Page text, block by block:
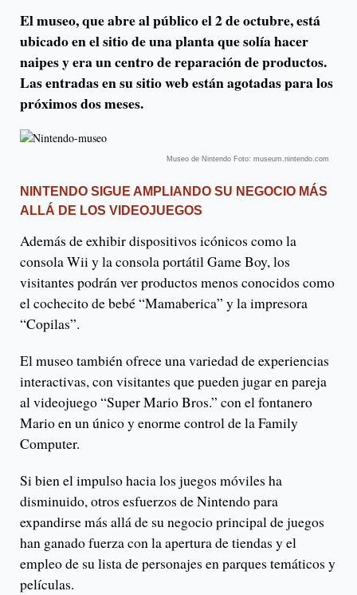
El museo, que abre al público el 2 de octubre, está
ubicado en el sitio de una planta que solía hacer
naipes y era un centro de reparación de productos.
Las entradas en su sitio web están agotadas para los
próximos dos meses.
Museo de Nintendo Foto: museum.nintendo.com
NINTENDO SIGUE AMPLIANDO SU NEGOCIO MÁS
ALLÁ DE LOS VIDEOJUEGOS
Además de exhibir dispositivos icónicos como la
consola Wii y la consola portátil Game Boy, los
visitantes podrán ver productos menos conocidos como
el cochecito de bebé “Mamaberica” ​​y la impresora
“Copilas”.
El museo también ofrece una variedad de experiencias
interactivas, con visitantes que pueden jugar en pareja
al videojuego “Super Mario Bros.” con el fontanero
Mario en un único y enorme control de la Family
Computer.
Si bien el impulso hacia los juegos móviles ha
disminuido, otros esfuerzos de Nintendo para
expandirse más allá de su negocio principal de juegos
han ganado fuerza con la apertura de tiendas y el
empleo de su lista de personajes en parques temáticos y
películas.